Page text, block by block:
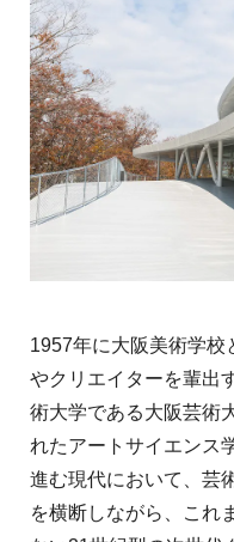
1957年に大阪美術学校
やクリエイターを輩出
術大学である大阪芸術
れたアートサイエンス
進む現代において、芸
を横断しながら、これ